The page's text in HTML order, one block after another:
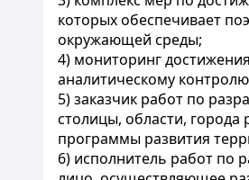
которых обеспечивает
окружающей среды;
4) мониторинг
аналитическому
5) заказчик работ по
столицы, области,
программы развития
6) исполнитель работ по